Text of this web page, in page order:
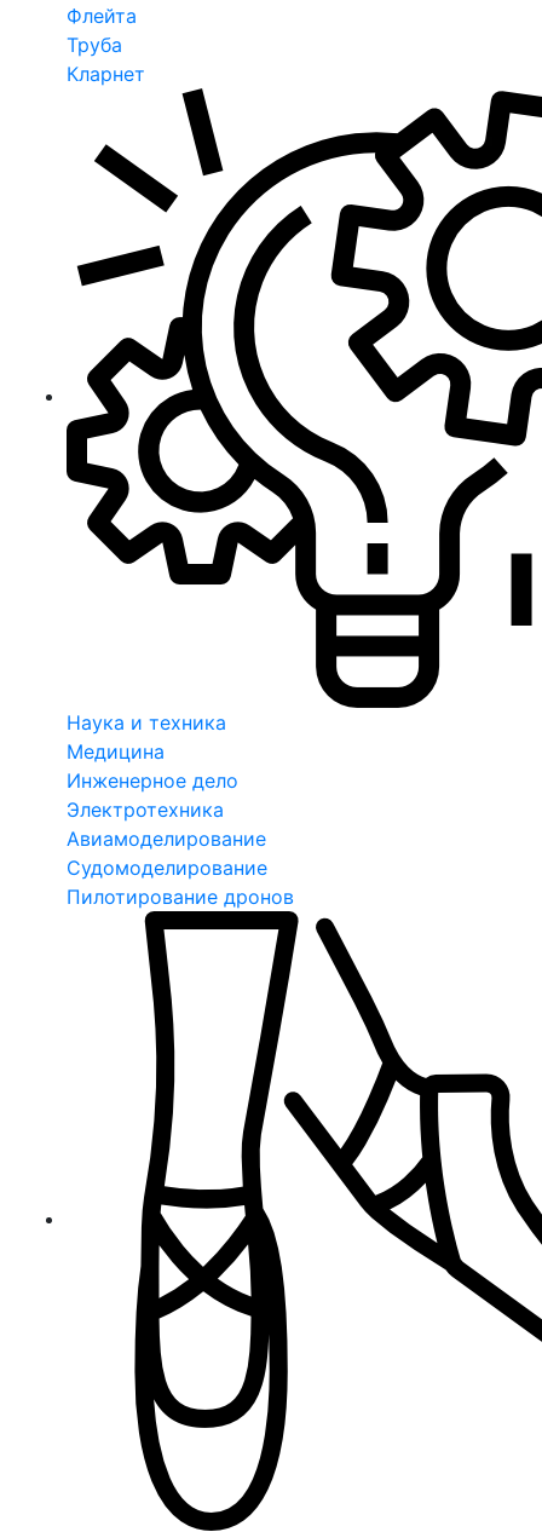
Флейта
Труба
Кларнет
Наука и техника
Медицина
Инженерное дело
Электротехника
Авиамоделирование
Судомоделирование
Пилотирование дронов